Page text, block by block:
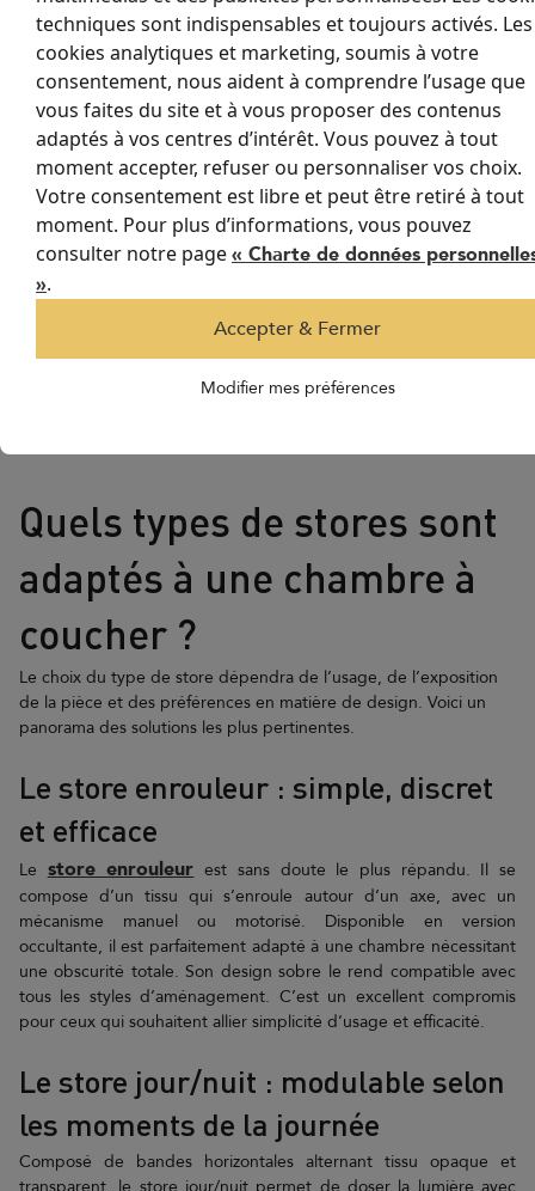
décoratif qu’à un besoin technique.
Pourquoi privilégier un store
intérieur pour chambre ?
En revanche, le store pour chambre à coucher combine
technicité et esthétisme. Facile à manœuvrer, il permet un
dosage précis de la lumière et de l’intimité, s’adapte à tous les
types d’ouvertures et offre une vraie valeur ajoutée en matière
de confort thermique.
Certains modèles intègrent des tissus techniques qui
réfléchissent la chaleur ou créent une obscurité totale, idéale
pour un sommeil de qualité. De plus, un store prend peu de
Quels types de stores sont
adaptés à une chambre à
coucher ?
Le choix du type de store dépendra de l’usage, de l’exposition
de la pièce et des préférences en matière de design. Voici un
panorama des solutions les plus pertinentes.
Le store enrouleur : simple, discret
et efficace
Le store enrouleur est sans doute le plus répandu. Il se
compose d’un tissu qui s’enroule autour d’un axe, avec un
mécanisme manuel ou motorisé. Disponible en version
occultante, il est parfaitement adapté à une chambre nécessitant
une obscurité totale. Son design sobre le rend compatible avec
tous les styles d’aménagement. C’est un excellent compromis
pour ceux qui souhaitent allier simplicité d’usage et efficacité.
Le store jour/nuit : modulable selon
les moments de la journée
Composé de bandes horizontales alternant tissu opaque et
techniques sont indispensables et toujours activés. Les
cookies analytiques et marketing, soumis à votre
consentement, nous aident à comprendre l’usage que
vous faites du site et à vous proposer des contenus
adaptés à vos centres d’intérêt. Vous pouvez à tout
moment accepter, refuser ou personnaliser vos choix.
Votre consentement est libre et peut être retiré à tout
moment. Pour plus d’informations, vous pouvez
consulter notre page« Charte de données
».
Accepter & Fermer
Modifier mes préférences